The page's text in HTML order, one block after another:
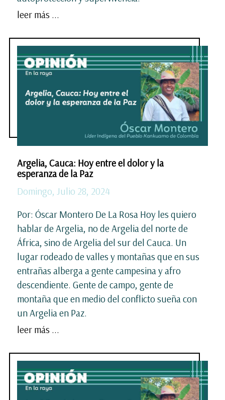
leer más ...
Argelia, Cauca: Hoy entre el dolor y la
esperanza de la Paz
Domingo, Julio 28, 2024
Por: Óscar Montero De La Rosa Hoy les quiero
hablar de Argelia, no de Argelia del norte de
África, sino de Argelia del sur del Cauca. Un
lugar rodeado de valles y montañas que en sus
entrañas alberga a gente campesina y afro
descendiente. Gente de campo, gente de
montaña que en medio del conflicto sueña con
un Argelia en Paz.
leer más ...